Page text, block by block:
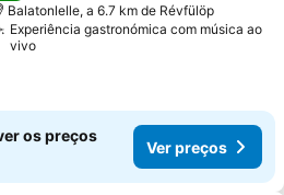
Balatonlelle, a 6.7 km de Révfülöp
Experiência gastronómica com música ao
vivo
os preços
Ver preços